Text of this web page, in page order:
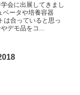
会に出展してきまし
ベータや培養容器
は合っていると思っ
デモ品をコ...